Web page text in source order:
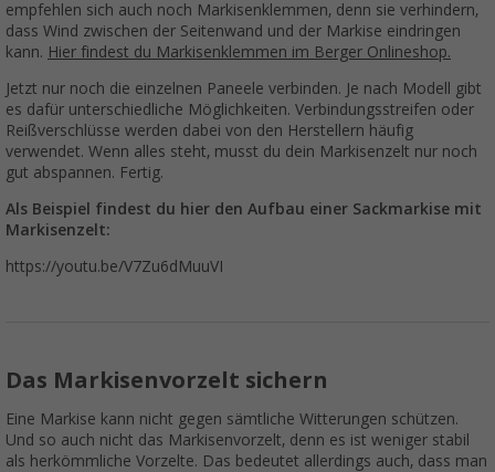
empfehlen sich auch noch Markisenklemmen, denn sie verhindern,
dass Wind zwischen der Seitenwand und der Markise eindringen
kann. Hier findest du Markisenklemmen im Berger Onlineshop.
Jetzt nur noch die einzelnen Paneele verbinden. Je nach Modell gibt
es dafür unterschiedliche Möglichkeiten. Verbindungsstreifen oder
Reißverschlüsse werden dabei von den Herstellern häufig
verwendet. Wenn alles steht, musst du dein Markisenzelt nur noch
gut abspannen. Fertig.
Als Beispiel findest du hier den Aufbau einer Sackmarkise mit
Markisenzelt:
https://youtu.be/V7Zu6dMuuVI
Das Markisenvorzelt sichern
Eine Markise kann nicht gegen sämtliche Witterungen schützen.
Und so auch nicht das Markisenvorzelt, denn es ist weniger stabil
als herkömmliche Vorzelte. Das bedeutet allerdings auch, dass man